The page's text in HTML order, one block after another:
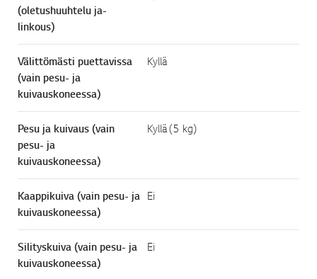
(oletushuuhtelu ja-
linkous)
Välittömästi puettavissa
(vain pesu- ja
kuivauskoneessa)
Kyllä
Pesu ja kuivaus (vain
pesu- ja
kuivauskoneessa)
Kyllä (5 kg)
Kaappikuiva (vain pesu- ja
kuivauskoneessa)
Ei
Silityskuiva (vain pesu- ja
kuivauskoneessa)
Ei